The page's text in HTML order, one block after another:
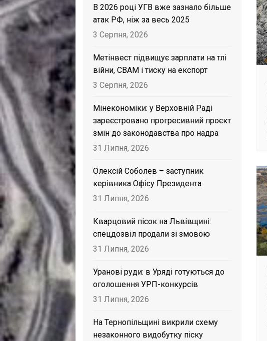
В 2026 році УГВ вже зазнало більше
атак РФ, ніж за весь 2025
3 Серпня, 2026
Метінвест підвищує зарплати на тлі
війни, CBAM і тиску на експорт
3 Серпня, 2026
Мінекономіки: у Верховній Раді
зареєстровано прогресивний проєкт
змін до законодавства про надра
31 Липня, 2026
Олексій Соболев – заступник
керівника Офісу Президента
31 Липня, 2026
Кварцовий пісок на Львівщині:
спецдозвіл продали зі змовою
31 Липня, 2026
Уранові руди: в Уряді готуються до
оголошення УРП-конкурсів
31 Липня, 2026
На Тернопільщині викрили схему
незаконного видобутку піску